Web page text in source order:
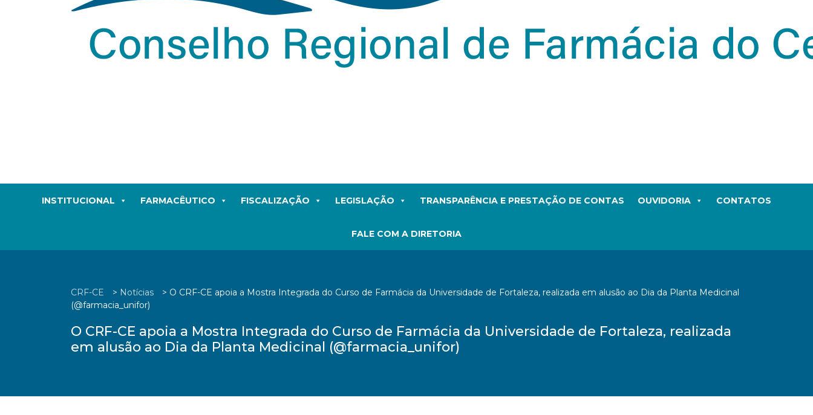
INSTITUCIONAL FARMACÊUTICO FISCALIZAÇÃO LEGISLAÇÃO TRANSPARÊNCIA E PRESTAÇÃO DE CONTAS OUVIDORIA CONTATOS
FALE COM A DIRETORIA
CRF-CE > Notícias > O CRF-CE apoia a Mostra Integrada do Curso de Farmácia da Universidade de Fortaleza, realizada em alusão ao Dia da Planta Medicinal
(@farmacia_unifor)
O CRF-CE apoia a Mostra Integrada do Curso de Farmácia da Universidade de Fortaleza, realizada
em alusão ao Dia da Planta Medicinal (@farmacia_unifor)